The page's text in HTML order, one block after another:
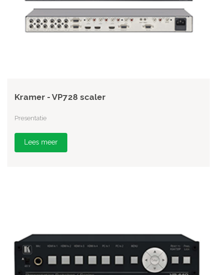
Kramer - VP728 scaler
Presentatie
Lees meer